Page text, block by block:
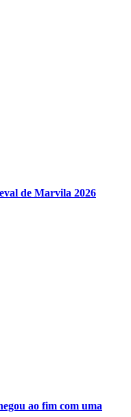
de Marvila 2026
ao fim com uma